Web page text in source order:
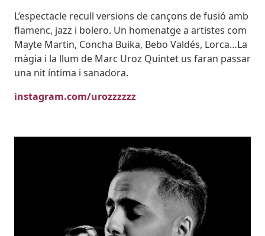
L’espectacle recull versions de cançons de fusió amb
flamenc, jazz i bolero. Un homenatge a artistes com
Mayte Martin, Concha Buika, Bebo Valdés, Lorca…La
màgia i la llum de Marc Uroz Quintet us faran passar
una nit íntima i sanadora.
instagram.com/urozzzzzz